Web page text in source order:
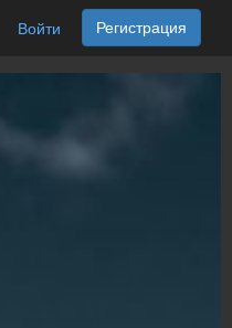
Войти Регистрация